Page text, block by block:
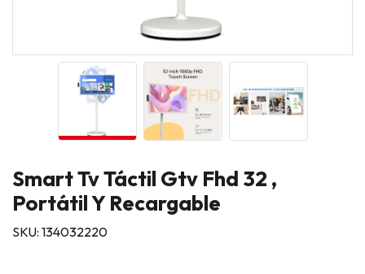
Smart Tv Táctil Gtv Fhd 32 ,
Portátil Y Recargable
SKU: 134032220